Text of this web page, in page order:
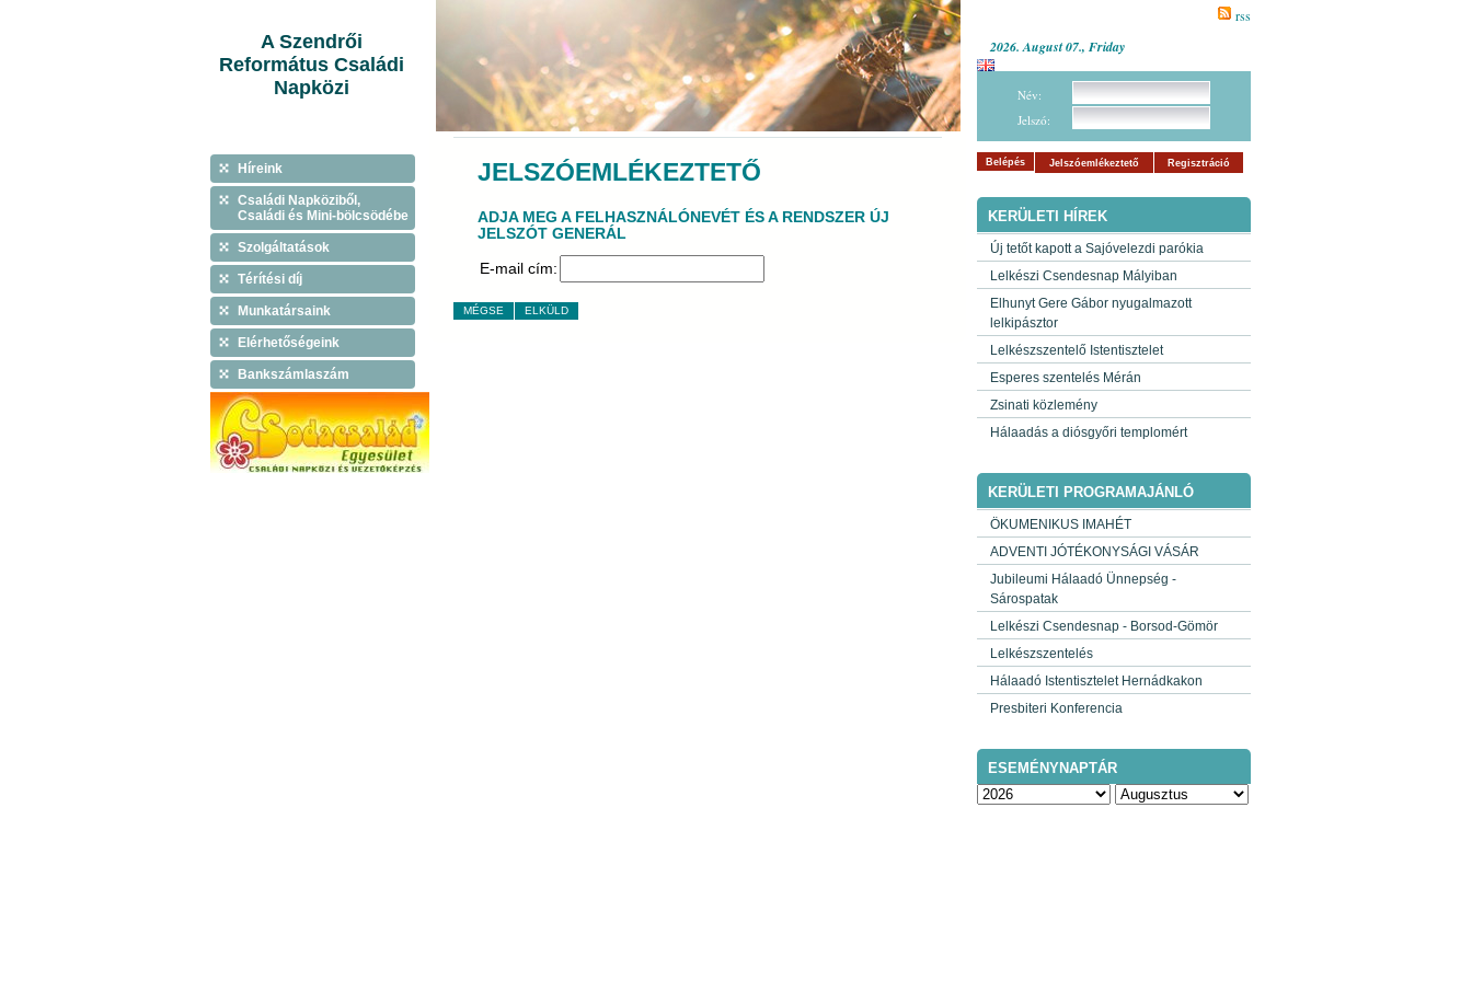
A Szendrői
Református Családi
Napközi
Híreink
Családi Napköziből,
Családi és Mini-bölcsödébe
Szolgáltatások
Térítési díj
Munkatársaink
Elérhetőségeink
Bankszámlaszám
JELSZÓEMLÉKEZTETŐ
ADJA MEG A FELHASZNÁLÓNEVÉT ÉS A RENDSZER ÚJ
JELSZÓT GENERÁL
E-mail cím:
MÉGSE ELKÜLD
rss
2026. August 07., Friday
Név:
Jelszó:
Belépés Jelszóemlékeztető Regisztráció
KERÜLETI HÍREK
Új tetőt kapott a Sajóvelezdi parókia
Lelkészi Csendesnap Mályiban
Elhunyt Gere Gábor nyugalmazott
lelkipásztor
Lelkészszentelő Istentisztelet
Esperes szentelés Mérán
Zsinati közlemény
Hálaadás a diósgyőri templomért
KERÜLETI PROGRAMAJÁNLÓ
ÖKUMENIKUS IMAHÉT
ADVENTI JÓTÉKONYSÁGI VÁSÁR
Jubileumi Hálaadó Ünnepség -
Sárospatak
Lelkészi Csendesnap - Borsod-Gömör
Lelkészszentelés
Hálaadó Istentisztelet Hernádkakon
Presbiteri Konferencia
ESEMÉNYNAPTÁR